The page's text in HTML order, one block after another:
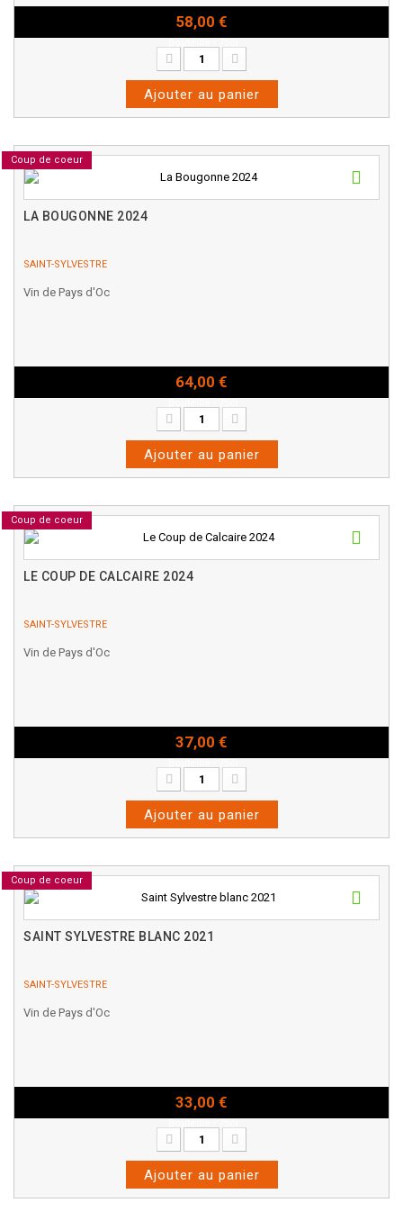
58,00 €
Ajouter au panier
Coup de coeur
LA BOUGONNE 2024
SAINT-SYLVESTRE
Vin de Pays d'Oc
64,00 €
Ajouter au panier
Coup de coeur
LE COUP DE CALCAIRE 2024
SAINT-SYLVESTRE
Vin de Pays d'Oc
37,00 €
Ajouter au panier
Coup de coeur
SAINT SYLVESTRE BLANC 2021
SAINT-SYLVESTRE
Vin de Pays d'Oc
33,00 €
Ajouter au panier